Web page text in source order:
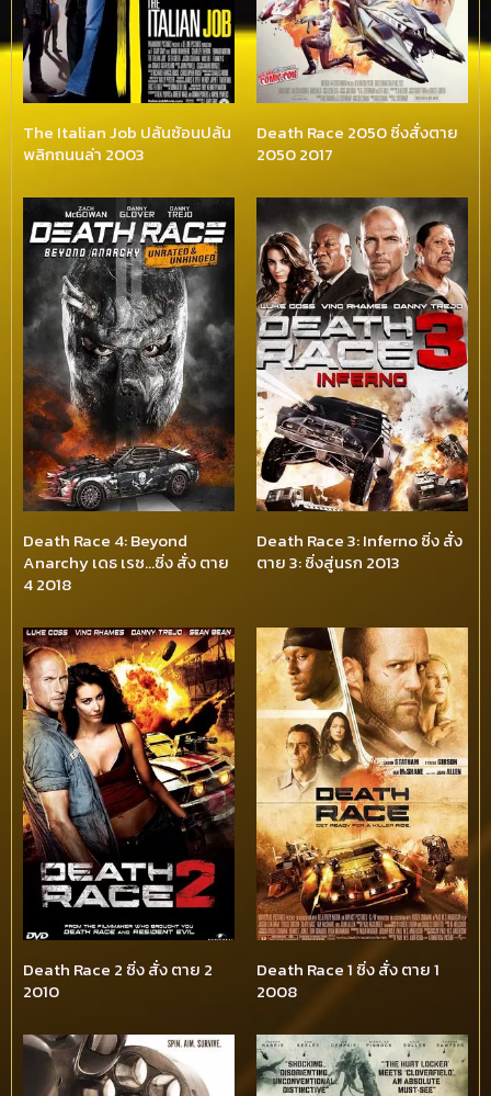
The Italian Job ปล้นซ้อนปล้น
พลิกถนนล่า 2003
Death Race 2050 ซิ่งสั่งตาย
2050 2017
Death Race 4: Beyond
Anarchy เดธ เรซ…ซิ่ง สั่ง ตาย
4 2018
Death Race 3: Inferno ซิ่ง สั่ง
ตาย 3: ซิ่งสู่นรก 2013
Death Race 2 ซิ่ง สั่ง ตาย 2
2010
Death Race 1 ซิ่ง สั่ง ตาย 1
2008